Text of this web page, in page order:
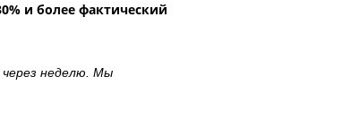
и более фактический
через неделю. Мы